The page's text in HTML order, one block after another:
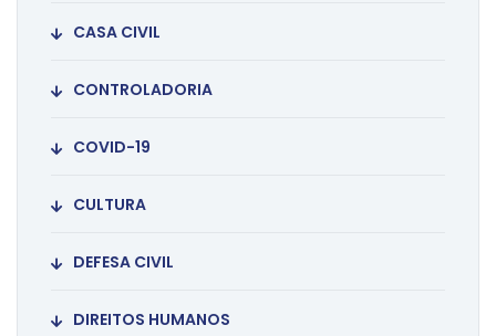
CASA CIVIL
CONTROLADORIA
COVID-19
CULTURA
DEFESA CIVIL
DIREITOS HUMANOS